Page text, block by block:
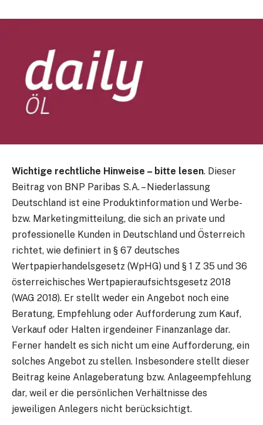
Wichtige rechtliche Hinweise – bitte lesen. Dieser
Beitrag von BNP Paribas S.A. – Niederlassung
Deutschland ist eine Produktinformation und Werbe-
bzw. Marketingmitteilung, die sich an private und
professionelle Kunden in Deutschland und Österreich
richtet, wie definiert in § 67 deutsches
Wertpapierhandelsgesetz (WpHG) und § 1 Z 35 und 36
österreichisches Wertpapieraufsichtsgesetz 2018
(WAG 2018). Er stellt weder ein Angebot noch eine
Beratung, Empfehlung oder Aufforderung zum Kauf,
Verkauf oder Halten irgendeiner Finanzanlage dar.
Ferner handelt es sich nicht um eine Aufforderung, ein
solches Angebot zu stellen. Insbesondere stellt dieser
Beitrag keine Anlageberatung bzw. Anlageempfehlung
dar, weil er die persönlichen Verhältnisse des
jeweiligen Anlegers nicht berücksichtigt.